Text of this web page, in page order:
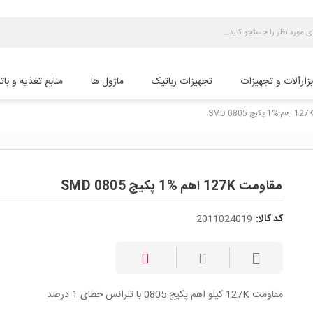
و تجهیزات تجهیزات رباتیک ماژول ها منابع تغذیه و
مقاومت 127K اهم %1 پکیج SMD 0805
کد کالا: 2011024019
مقاومت 127K کیلو اهم پکیج 0805 با تلرانس خطای 1 درصد